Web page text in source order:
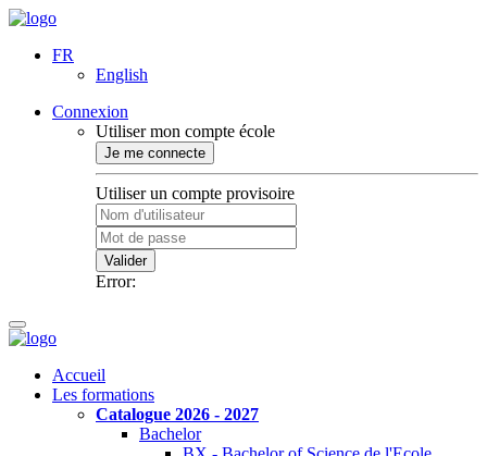
FR
English
Connexion
Utiliser mon compte école
Je me connecte
Utiliser un compte provisoire
Valider
Error:
Accueil
Les formations
Catalogue 2026 - 2027
Bachelor